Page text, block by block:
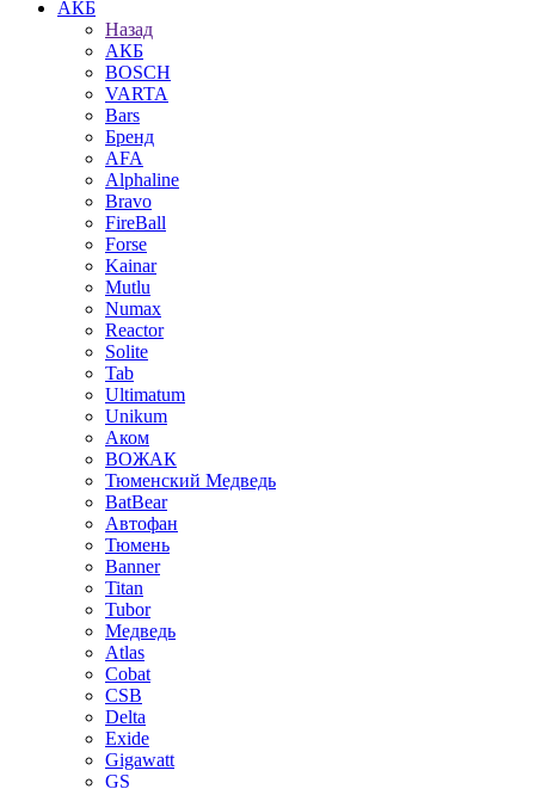
АКБ
Назад
АКБ
BOSCH
VARTA
Bars
Бренд
AFA
Alphaline
Bravo
FireBall
Forse
Kainar
Mutlu
Numax
Reactor
Solite
Tab
Ultimatum
Unikum
Аком
ВОЖАК
Тюменский Медведь
BatBear
Автофан
Тюмень
Banner
Titan
Tubor
Медведь
Atlas
Cobat
CSB
Delta
Exide
Gigawatt
GS